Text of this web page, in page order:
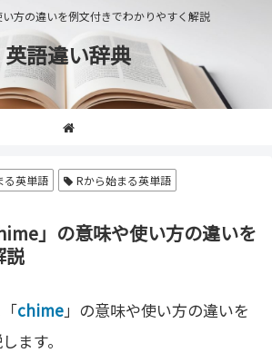
方の違いを例文付きでわかりやすく解説
英語違い辞典
る英単語 Rから始まる英単語
」の意味や使い方の違いを
説
chime」の意味や使い方の違いを
ます。